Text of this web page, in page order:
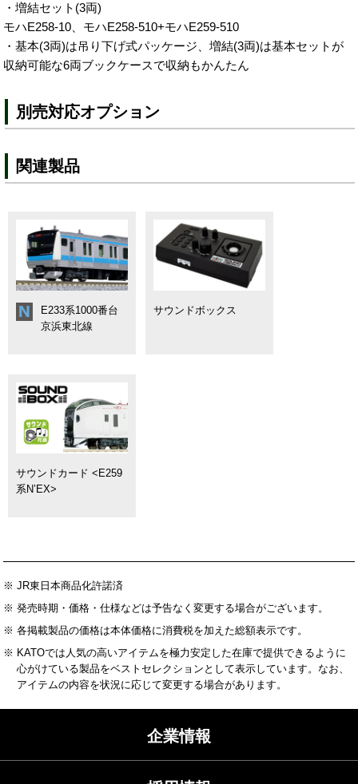
・増結セット(3両)
モハE258-10、モハE258-510+モハE259-510
・基本(3両)は吊り下げ式パッケージ、増結(3両)は基本セットが
収納可能な6両ブックケースで収納もかんたん
別売対応オプション
関連製品
E233系1000番台
京浜東北線
サウンドボックス
サウンドカード <E259
系N’EX>
※ JR東日本商品化許諾済
※ 発売時期・価格・仕様などは予告なく変更する場合がございます。
※ 各掲載製品の価格は本体価格に消費税を加えた総額表示です。
※ KATOでは人気の高いアイテムを極力安定した在庫で提供できるように
心がけている製品をベストセレクションとして表示しています。なお、
アイテムの内容を状況に応じて変更する場合があります。
企業情報